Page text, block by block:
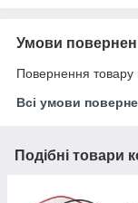
Умови
Повернення товару
Всі умови
Подібні товари